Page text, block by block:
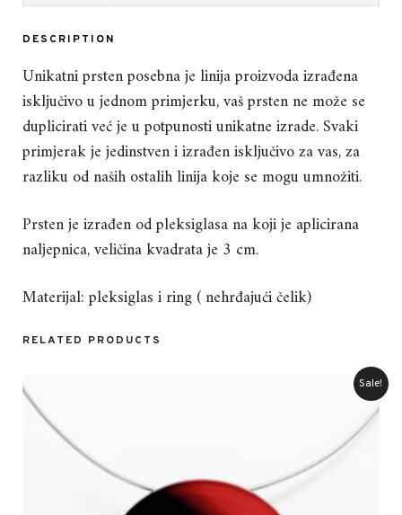
DESCRIPTION
Unikatni prsten posebna je linija proizvoda izrađena
isključivo u jednom primjerku, vaš prsten ne može se
duplicirati već je u potpunosti unikatne izrade. Svaki
primjerak je jedinstven i izrađen isključivo za vas, za
razliku od naših ostalih linija koje se mogu umnožiti.
Prsten je izrađen od pleksiglasa na koji je aplicirana
naljepnica, veličina kvadrata je 3 cm.
Materijal: pleksiglas i ring ( nehrđajući čelik)
RELATED PRODUCTS
Sale!